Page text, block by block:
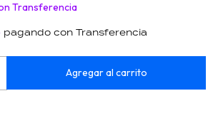
Transferencia
pagando con Transferencia